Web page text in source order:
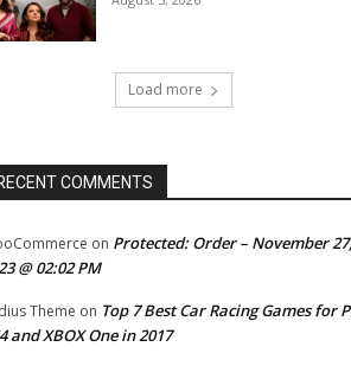
Load more
COMMENTS
on Protected: Order – November 27,
@ 02:02 PM
Theme on Top 7 Best Car Racing Games for
and XBOX One in 2017